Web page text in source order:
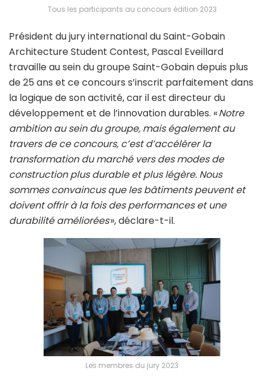
Tous les participants au concours édition 2023
Président du jury international du Saint-Gobain
Architecture Student Contest, Pascal Eveillard
travaille au sein du groupe Saint-Gobain depuis plus
de 25 ans et ce concours s’inscrit parfaitement dans
la logique de son activité, car il est directeur du
développement et de l’innovation durables. «Notre
ambition au sein du groupe, mais également au
travers de ce concours, c’est d’accélérer la
transformation du marché vers des modes de
construction plus durable et plus légère. Nous
sommes convaincus que les bâtiments peuvent et
doivent offrir à la fois des performances et une
durabilité améliorées», déclare-t-il.
Les membres du jury 2023